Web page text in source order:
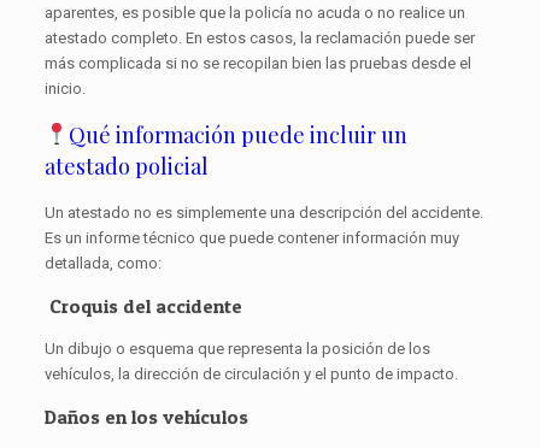
aparentes, es posible que la policía no acuda o no realice un
atestado completo. En estos casos, la reclamación puede ser
más complicada si no se recopilan bien las pruebas desde el
inicio.
Qué información puede incluir un
atestado policial
Un atestado no es simplemente una descripción del accidente.
Es un informe técnico que puede contener información muy
detallada, como:
Croquis del accidente
Un dibujo o esquema que representa la posición de los
vehículos, la dirección de circulación y el punto de impacto.
Daños en los vehículos